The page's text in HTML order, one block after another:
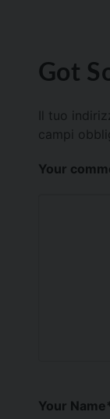
Got
Il tuo
campi
Your
Your Name